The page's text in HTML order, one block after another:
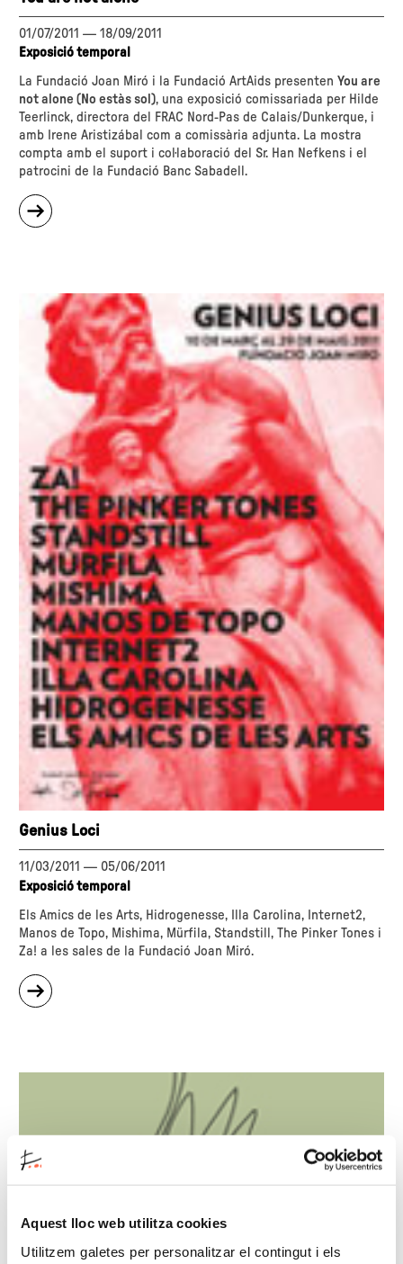
Aquest lloc web utilitza cookies
Utilitzem galetes per personalitzar el contingut i els
01/07/2011 —18/09/2011
Exposició temporal
La Fundació Joan Miró i la Fundació ArtAids presentenYou are
not alone (No estàs sol), una exposició comissariada per Hilde
Teerlinck, directora del FRAC Nord-Pas de Calais/Dunkerque, i
amb Irene Aristizábal com a comissària adjunta. La mostra
compta amb el suport i col·laboració del Sr. Han Nefkens i el
patrocini de la Fundació Banc Sabadell.
Genius Loci
11/03/2011 — 05/06/2011
Exposició temporal
Els Amics de les Arts, Hidrogenesse, Illa Carolina, Internet2,
Manos de Topo, Mishima, Mürfila, Standstill, The Pinker Tones i
Za! a les sales de la Fundació Joan Miró.